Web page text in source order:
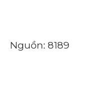
Nguồn: 8189